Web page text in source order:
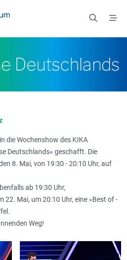
Deutschlands
die Wochenshow des KIKA
Deutschlands« geschafft. Die
8. Mai, von 19:30 - 20:10 Uhr, auf
ab 19:30 Uhr,
22. Mai, um 20:10 Uhr, eine »Best of -
Weg!